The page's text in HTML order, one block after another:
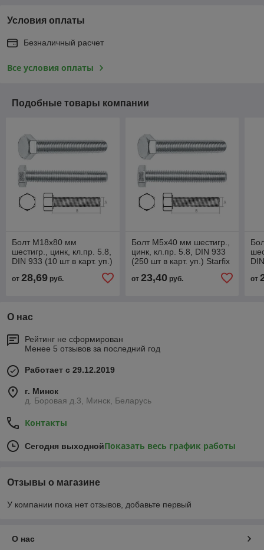
Условия оплаты
Безналичный расчет
Все условия оплаты
Подобные товары компании
Болт М18х80 мм
шестигр., цинк, кл.пр. 5.8,
DIN 933 (10 шт в карт. уп.)
от 28,69 руб.
Болт М5х40 мм шестигр.,
цинк, кл.пр. 5.8, DIN 933
(250 шт в карт. уп.) Starfix
от 23,40руб. от
О нас
Рейтинг не сформирован
Менее 5 отзывов за последний год
Работает с 29.12.2019
г. Минск
д. Боровая д.3, Минск, Беларусь
Контакты
Сегодня выходнойПоказать весь график работы
Отзывы о магазине
У компании пока нет отзывов, добавьте первый
О нас